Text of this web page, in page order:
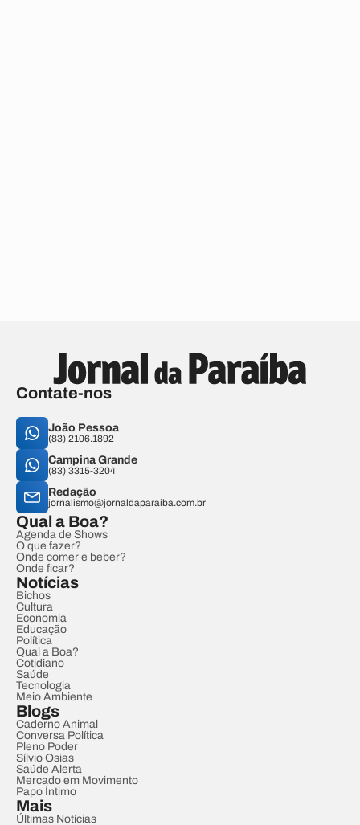
Contate-nos
João Pessoa
(83) 2106.1892
Campina Grande
(83) 3315-3204
Redação
jornalismo@jornaldaparaiba.com.br
Qual a Boa?
Agenda de Shows
O que fazer?
Onde comer e beber?
Onde ficar?
Notícias
Bichos
Cultura
Economia
Educação
Política
Qual a Boa?
Cotidiano
Saúde
Tecnologia
Meio Ambiente
Blogs
Caderno Animal
Conversa Política
Pleno Poder
Sílvio Osias
Saúde Alerta
Mercado em Movimento
Papo Íntimo
Mais
Últimas Notícias